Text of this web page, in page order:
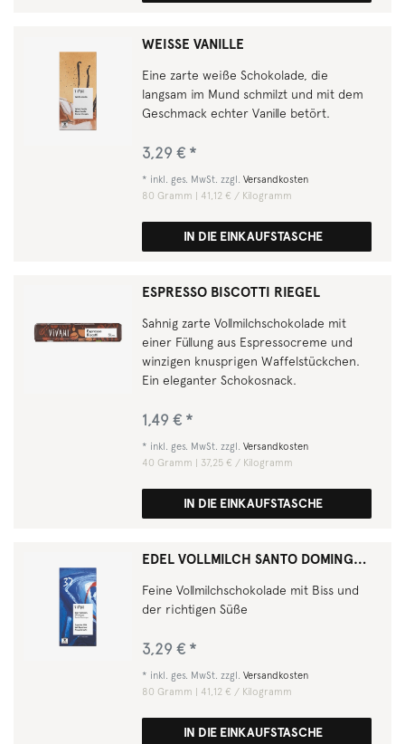
WEISSE VANILLE
Eine zarte weiße Schokolade, die
langsam im Mund schmilzt und mit dem
Geschmack echter Vanille betört.
3,29 € *
* inkl. ges. MwSt. zzgl.Versandkosten
80 Gramm | 41,12 € / Kilogramm
IN DIE EINKAUFSTASCHE
ESPRESSO BISCOTTI RIEGEL
Sahnig zarte Vollmilchschokolade mit
einer Füllung aus Espressocreme und
winzigen knusprigen Waffelstückchen.
Ein eleganter Schokosnack.
1,49 € *
* inkl. ges. MwSt. zzgl.Versandkosten
40 Gramm | 37,25 € / Kilogramm
IN DIE EINKAUFSTASCHE
EDEL VOLLMILCH SANTO DOMINGO 37 % KAKAO
Feine Vollmilchschokolade mit Biss und
der richtigen Süße
3,29 € *
* inkl. ges. MwSt. zzgl.Versandkosten
80 Gramm | 41,12 € / Kilogramm
IN DIE EINKAUFSTASCHE